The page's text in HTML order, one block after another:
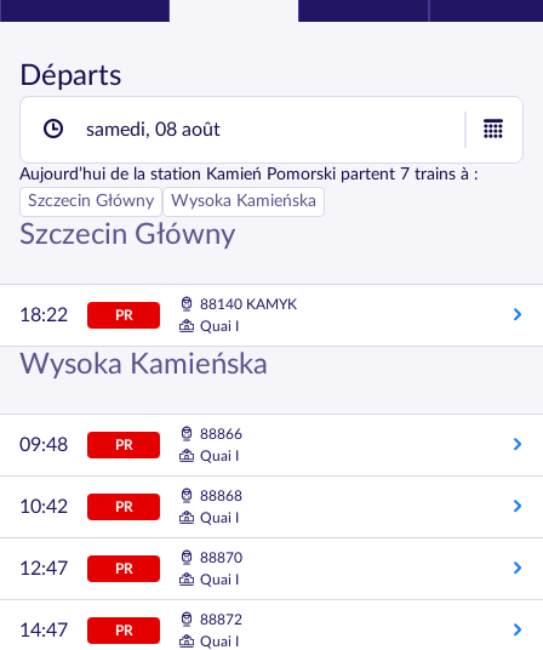
Départs
samedi, 08 août
Aujourd’hui de la station Kamień Pomorski partent 7 trains à :
Szczecin Główny
Wysoka Kamieńska
Szczecin Główny
18:22 PR
88140 KAMYK
Quai I
Wysoka Kamieńska
09:48 PR
88866
Quai I
10:42 PR
88868
Quai I
12:47 PR
88870
Quai I
14:47 PR
88872
Quai I